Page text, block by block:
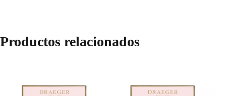
Productos relacionados